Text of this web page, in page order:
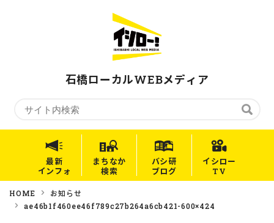
石橋ローカルWEBメディア
最新
インフォ
まちなか
検索
バシ研
ブログ
イシロー
TV
HOME
お知らせ
ae46b1f460ee46f789c27b264a6cb421-600×424